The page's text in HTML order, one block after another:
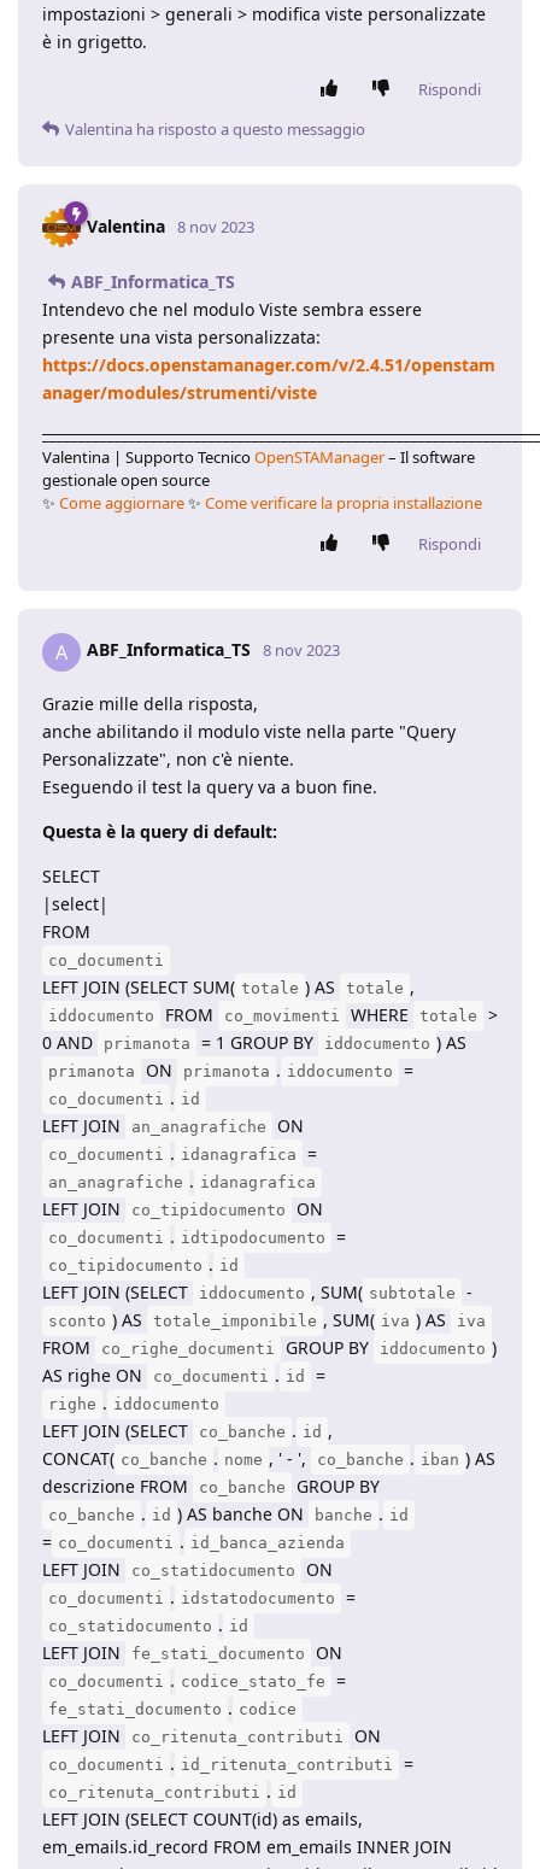
impostazioni > generali > modifica viste personalizzate
è in grigetto.
Rispondi
Valentina ha risposto a questo messaggio
Valentina 8 nov 2023
ABF_Informatica_TS
Intendevo che nel modulo Viste sembra essere
presente una vista personalizzata:
https://docs.openstamanager.com/v/2.4.51/openstam
anager/modules/strumenti/viste
Valentina | Supporto TecnicoOpenSTAManager– Il software
gestionale open source
✨ Come aggiornare✨ Come verificare la propria installazione
Rispondi
A ABF_Informatica_TS 8 nov 2023
Grazie mille della risposta,
anche abilitando il modulo viste nella parte "Query
Personalizzate", non c'è niente.
Eseguendo il test la query va a buon fine.
Questa è la query di default:
SELECT
|select|
FROM
co_documenti
LEFT JOIN (SELECT SUM( totale ) AS totale ,
iddocumento FROM co_movimenti WHERE totale
>
0 AND
primanota = 1 GROUP BY iddocumento ) AS
primanota ON primanota . iddocumento =
co_documenti . id
LEFT JOIN an_anagrafiche ON
co_documenti . idanagrafica =
an_anagrafiche . idanagrafica
LEFT JOIN co_tipidocumento ON
co_documenti . idtipodocumento =
co_tipidocumento . id
LEFT JOIN (SELECT iddocumento , SUM( subtotale -
sconto ) AS totale_imponibile , SUM( iva ) AS iva
FROM co_righe_documenti GROUP BY iddocumento )
AS righe ON
co_documenti . id =
righe . iddocumento
LEFT JOIN (SELECT co_banche . id ,
CONCAT( co_banche . nome , ' - ', co_banche . iban ) AS
descrizione FROM
co_banche GROUP BY
co_banche . id ) AS banche ON banche . id
= co_documenti . id_banca_azienda
LEFT JOIN co_statidocumento ON
co_documenti . idstatodocumento =
co_statidocumento . id
LEFT JOIN fe_stati_documento ON
co_documenti . codice_stato_fe =
fe_stati_documento . codice
LEFT JOIN co_ritenuta_contributi ON
co_documenti . id_ritenuta_contributi =
co_ritenuta_contributi . id
LEFT JOIN (SELECT COUNT(id) as emails,
em_emails.id_record FROM em_emails INNER JOIN